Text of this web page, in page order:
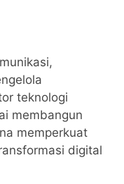
teknologi
membangun
memperkuat
digital